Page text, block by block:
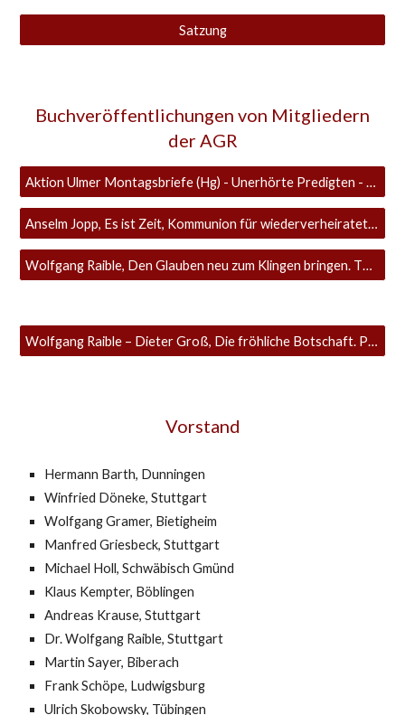
Satzung
Buchveröffentlichungen von Mitgliedern
der AGR
Aktion Ulmer Montagsbriefe (Hg) - Unerhörte Predigten - Zu den Bibeltexten im Lesejahr C, LIT-Verlag, 19,90€
Anselm Jopp, Es ist Zeit, Kommunion für wiederverheiratete Geschiedene jetzt!, Verlag Publik Forum Edition, 16,90€
Wolfgang Raible, Den Glauben neu zum Klingen bringen. Thematische Predigten, Herder Verlag 2019, 24,00€
Wolfgang Raible – Dieter Groß, Die fröhliche Botschaft. Predigten, Impulse und Karikaturen für Gottesdienst und Gemeinde
Vorstand
Hermann Barth, Dunningen
Winfried Döneke, Stuttgart
Wolfgang Gramer, Bietigheim
Manfred Griesbeck, Stuttgart
Michael Holl, Schwäbisch Gmünd
Klaus Kempter, Böblingen
Andreas Krause, Stuttgart
Dr. Wolfgang Raible, Stuttgart
Martin Sayer, Biberach
Frank Schöpe, Ludwigsburg
Ulrich Skobowsky, Tübingen